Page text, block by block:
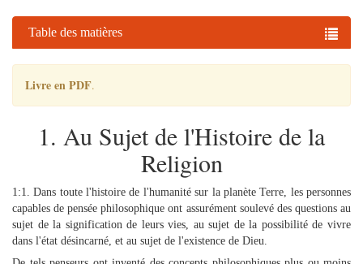
Table des matières
Livre en PDF.
1. Au Sujet de l'Histoire de la
Religion
1:1. Dans toute l'histoire de l'humanité sur la planète Terre, les personnes
capables de pensée philosophique ont assurément soulevé des questions au
sujet de la signification de leurs vies, au sujet de la possibilité de vivre
dans l'état désincarné, et au sujet de l'existence de Dieu.